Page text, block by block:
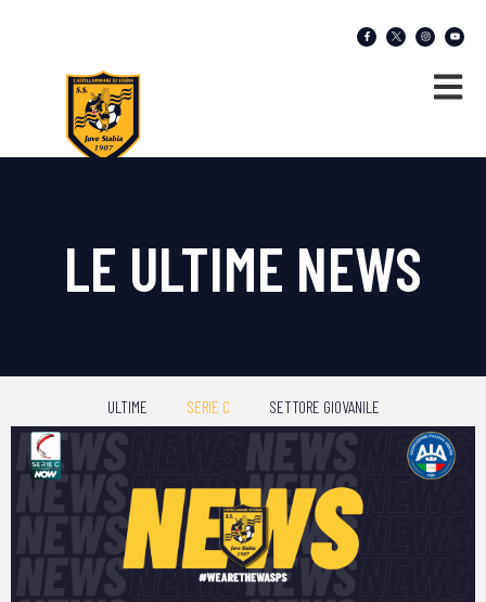
LE ULTIME NEWS
ULTIME SERIE C SETTORE GIOVANILE